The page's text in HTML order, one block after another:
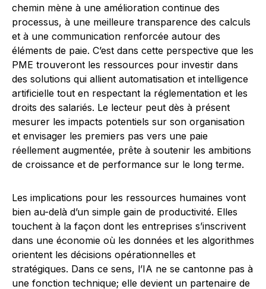
chemin mène à une amélioration continue des
processus, à une meilleure transparence des calculs
et à une communication renforcée autour des
éléments de paie. C’est dans cette perspective que les
PME trouveront les ressources pour investir dans
des solutions qui allient automatisation et intelligence
artificielle tout en respectant la réglementation et les
droits des salariés. Le lecteur peut dès à présent
mesurer les impacts potentiels sur son organisation
et envisager les premiers pas vers une paie
réellement augmentée, prête à soutenir les ambitions
de croissance et de performance sur le long terme.
Les implications pour les ressources humaines vont
bien au-delà d’un simple gain de productivité. Elles
touchent à la façon dont les entreprises s’inscrivent
dans une économie où les données et les algorithmes
orientent les décisions opérationnelles et
stratégiques. Dans ce sens, l’IA ne se cantonne pas à
une fonction technique; elle devient un partenaire de